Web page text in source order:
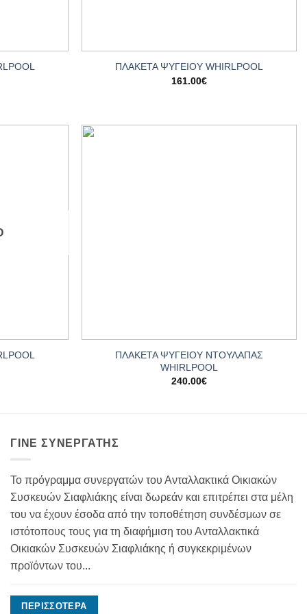
ΠΛΑΚΕΤΑ ΨΥΓΕΙΟΥ WHIRLPOOL
161.00€
ΠΛΑΚΕΤΑ ΨΥΓΕΙΟΥ ΝΤΟΥΛΑΠΑΣ
WHIRLPOOL
240.00€
ΓΊΝΕ ΣΥΝΕΡΓΆΤΗΣ
Το πρόγραμμα συνεργατών του Ανταλλακτικά Οικιακών
Συσκευών Σιαφλιάκης είναι δωρεάν και επιτρέπει στα μέλη
του να έχουν έσοδα από την τοποθέτηση συνδέσμων σε
ιστότοπους τους για τη διαφήμιση του Ανταλλακτικά
Οικιακών Συσκευών Σιαφλιάκης ή συγκεκριμένων
προϊόντων του...
ΠΕΡΙΣΣΌΤΕΡΑ